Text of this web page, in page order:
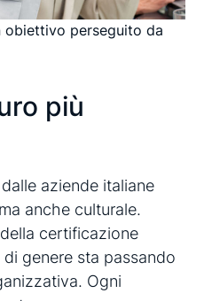
obiettivo perseguito da
più
aziende italiane
anche culturale.
certificazione
genere sta passando
Ogni